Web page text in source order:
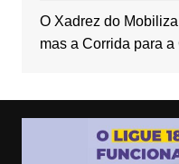
O Xadrez do
mas a Corrida para